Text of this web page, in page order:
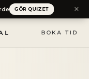
BOKA TID
GÖR QUIZET ×